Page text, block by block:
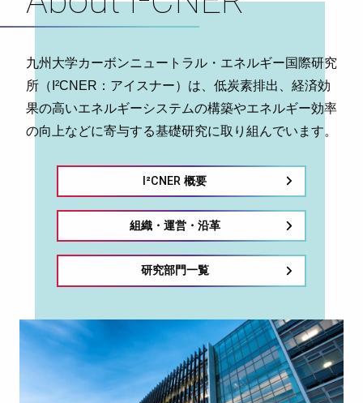
九州大学カーボンニュートラル・エネルギー国際研究
所（I²CNER：アイスナー）は、低炭素排出、経済効
果の高いエネルギーシステムの構築やエネルギー効率
の向上などに寄与する基礎研究に取り組んでいます。
I²CNER 概要
組織・運営・沿革
研究部門一覧